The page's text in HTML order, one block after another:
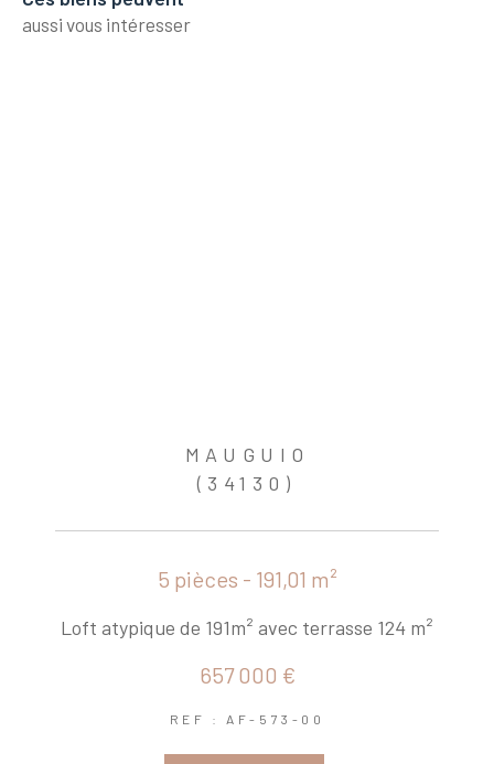
aussi vous intéresser
MAUGUIO
(34130)
5 pièces - 191,01 m²
Loft atypique de 191m² avec terrasse 124 m²
657 000 €
REF : AF-573-00